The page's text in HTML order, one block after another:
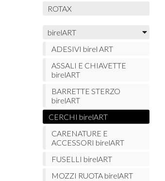
ROTAX
birelART
ADESIVI birel ART
ASSALI E CHIAVETTE
birelART
BARRETTE STERZO
birelART
CERCHI birelART
CARENATURE E
ACCESSORI birelART
FUSELLI birelART
MOZZI RUOTA birelART